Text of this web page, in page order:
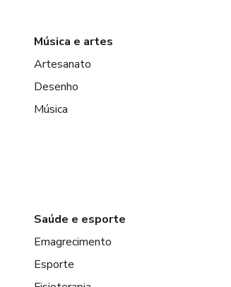
Música e artes
Artesanato
Desenho
Música
Saúde e esporte
Emagrecimento
Esporte